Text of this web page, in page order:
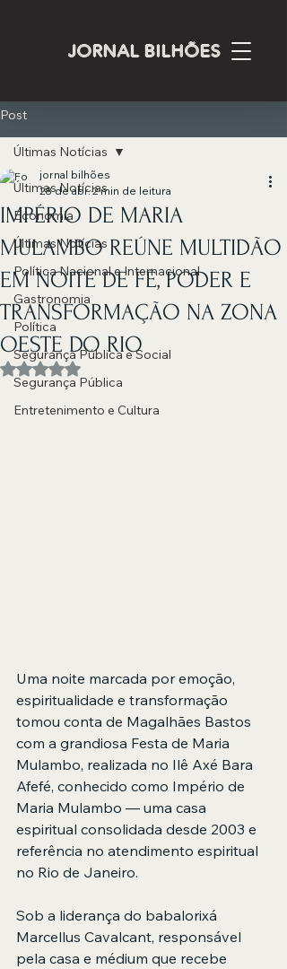
JORNAL BILHÕES
Post
Últimas Notícias
Economia
Últimas Notícias
Política Nacional e Internacional
Gastronomia
Política
Segurança Pública e Social
Segurança Pública
Entretenimento e Cultura
Últimas Notícias
IMPÉRIO DE MARIA
MULAMBO REÚNE MULTIDÃO
EM NOITE DE FÉ, PODER E
TRANSFORMAÇÃO NA ZONA
OESTE DO RIO
jornal bilhões
28 de abr.2 min de leitura
Avaliado com NaN de 5 estrelas.
Uma noite marcada por emoção,
espiritualidade e transformação
tomou conta de Magalhães Bastos
com a grandiosa Festa de Maria
Mulambo, realizada no Ilê Axé Bara
Afefé, conhecido como Império de
Maria Mulambo — uma casa
espiritual consolidada desde 2003 e
referência no atendimento espiritual
no Rio de Janeiro.
Sob a liderança do babalorixá
Marcellus Cavalcant, responsável
pela casa e médium que recebe